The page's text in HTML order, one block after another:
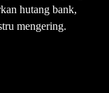
hutang bank,
mengering.